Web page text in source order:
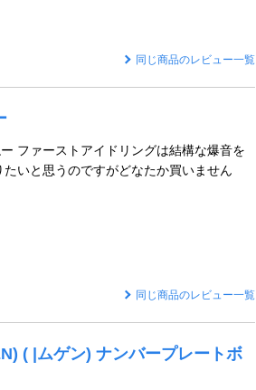
同じ商品のレビュー一覧
ファーストアイドリングは結構な爆音を
いと思うのですがどなたか買いません
同じ商品のレビュー一覧
( |ムゲン) ナンバープレートボ